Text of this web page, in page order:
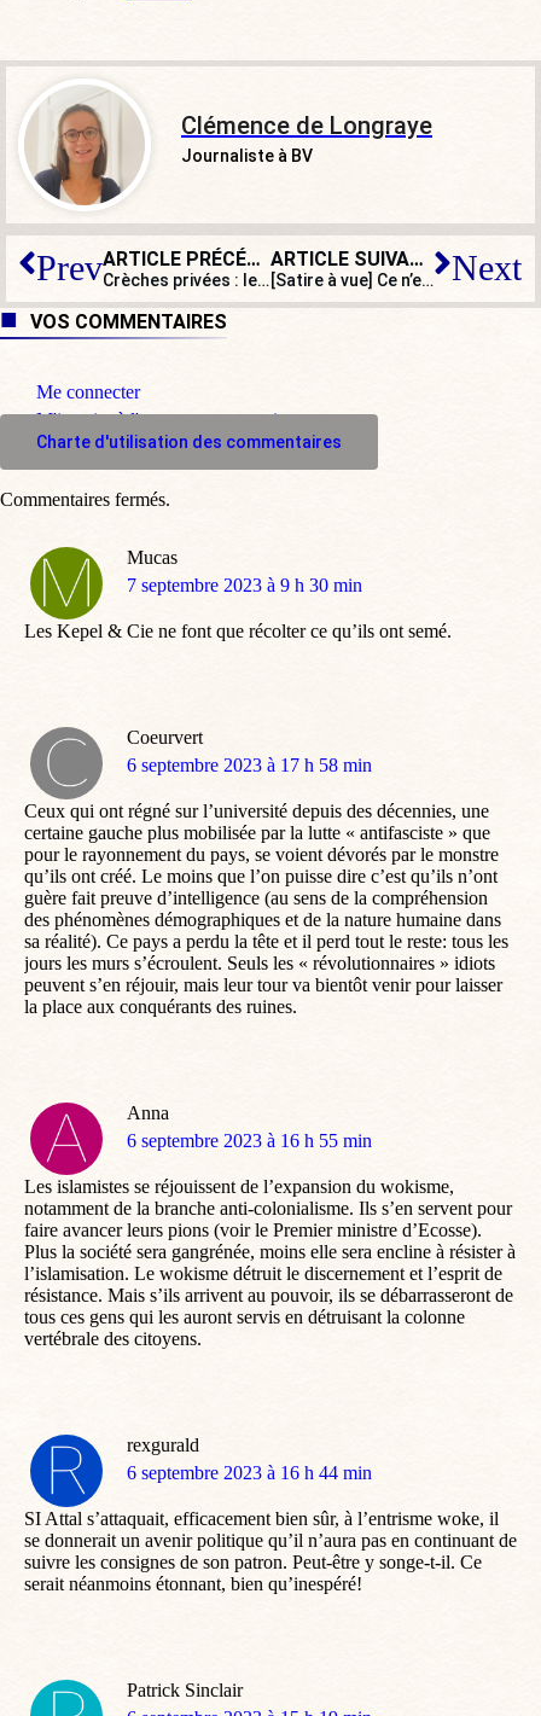
Clémence de Longraye
Journaliste à BV
Prev ARTICLE PRÉCÉDENT
Crèches privées : le scandale qui va exploser !
ARTICLE SUIVANT
[Satire à vue] Ce n’est pas une abaya, c’est un kimono ! Next
VOS COMMENTAIRES
Me connecter
M'inscrire à l'espace commentaire
Charte d'utilisation des commentaires
Mucas
dit
7 septembre 2023 à 9 h 30 min
Les Kepel & Cie ne font que récolter ce qu’ils ont semé.
Coeurvert
dit
6 septembre 2023 à 17 h 58 min
Ceux qui ont régné sur l’université depuis des décennies, une
certaine gauche plus mobilisée par la lutte « antifasciste » que
pour le rayonnement du pays, se voient dévorés par le monstre
qu’ils ont créé. Le moins que l’on puisse dire c’est qu’ils n’ont
guère fait preuve d’intelligence (au sens de la compréhension
des phénomènes démographiques et de la nature humaine dans
sa réalité). Ce pays a perdu la tête et il perd tout le reste: tous les
jours les murs s’écroulent. Seuls les « révolutionnaires » idiots
peuvent s’en réjouir, mais leur tour va bientôt venir pour laisser
la place aux conquérants des ruines.
Anna
dit
6 septembre 2023 à 16 h 55 min
Les islamistes se réjouissent de l’expansion du wokisme,
notamment de la branche anti-colonialisme. Ils s’en servent pour
faire avancer leurs pions (voir le Premier ministre d’Ecosse).
Plus la société sera gangrénée, moins elle sera encline à résister à
l’islamisation. Le wokisme détruit le discernement et l’esprit de
résistance. Mais s’ils arrivent au pouvoir, ils se débarrasseront de
tous ces gens qui les auront servis en détruisant la colonne
vertébrale des citoyens.
rexgurald
dit
6 septembre 2023 à 16 h 44 min
SI Attal s’attaquait, efficacement bien sûr, à l’entrisme woke, il
se donnerait un avenir politique qu’il n’aura pas en continuant de
suivre les consignes de son patron. Peut-être y songe-t-il. Ce
serait néanmoins étonnant, bien qu’inespéré!
Patrick Sinclair
Commentaires fermés.